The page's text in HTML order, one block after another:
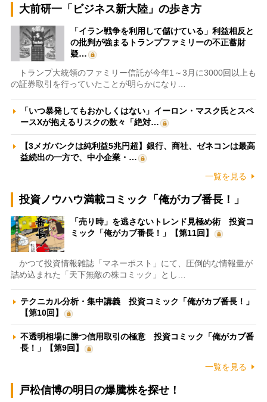
大前研一「ビジネス新大陸」の歩き方
「イラン戦争を利用して儲けている」利益相反と
の批判が強まるトランプファミリーの不正蓄財
疑…
トランプ大統領のファミリー信託が今年1～3月に3000回以上も
の証券取引を行っていたことが明らかになり…
「いつ暴発してもおかしくはない」イーロン・マスク氏とスペ
ースXが抱えるリスクの数々「絶対…
【3メガバンクは純利益5兆円超】銀行、商社、ゼネコンは最高
益続出の一方で、中小企業・…
一覧を見る
投資ノウハウ満載コミック「俺がカブ番長！」
「売り時」を逃さないトレンド見極め術 投資コ
ミック「俺がカブ番長！」【第11回】
かつて投資情報雑誌「マネーポスト」にて、圧倒的な情報量が
詰め込まれた「天下無敵の株コミック」とし…
テクニカル分析・集中講義 投資コミック「俺がカブ番長！」
【第10回】
不透明相場に勝つ信用取引の極意 投資コミック「俺がカブ番
長！」【第9回】
一覧を見る
戸松信博の明日の爆騰株を探せ！